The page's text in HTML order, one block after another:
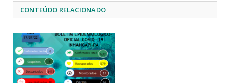
CONTEÚDO RELACIONADO